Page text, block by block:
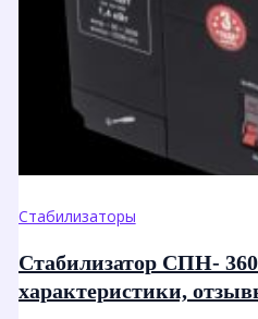
Стабилизаторы
Стабилизатор СПН-
характеристики,